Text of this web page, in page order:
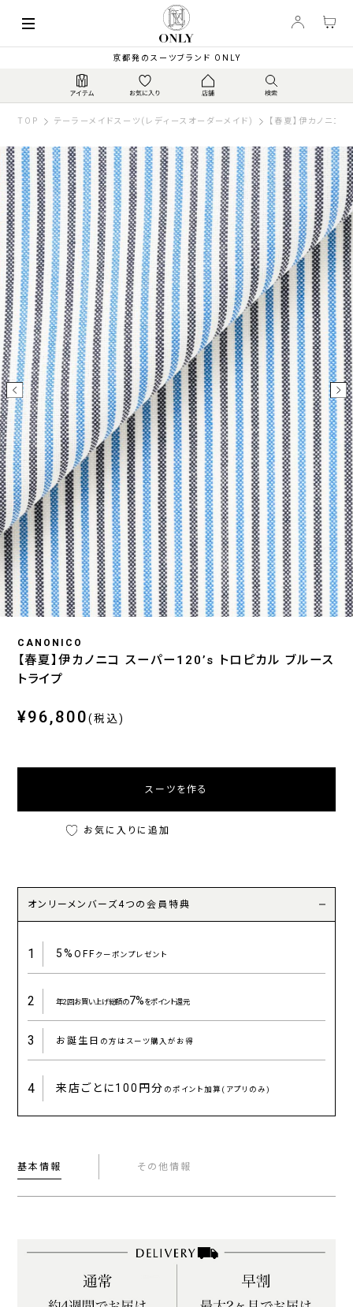
京都発のスーツブランド ONLY
TOP テーラーメイドスーツ(レディースオーダーメイド) 【春夏】伊カノニ
CANONICO
【春夏】伊カノニコ スーパー120’s トロピカル ブルース
トライプ
¥96,800(税込)
スーツを作る
お気に入りに追加
オンリーメンバーズ4つの会員特典
1 5%OFFクーポンプレゼント
2 年2回お買い上げ総額の7%をポイント還元
3 お誕生日 の方はスーツ購入がお得
4 来店ごとに100円分 のポイント加算(アプリのみ)
基本情報 その他情報